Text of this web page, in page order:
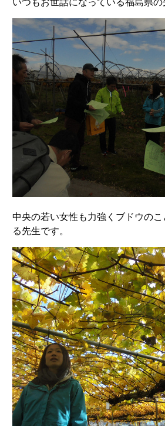
中央の若い女性も力強くブドウの
る先生です。